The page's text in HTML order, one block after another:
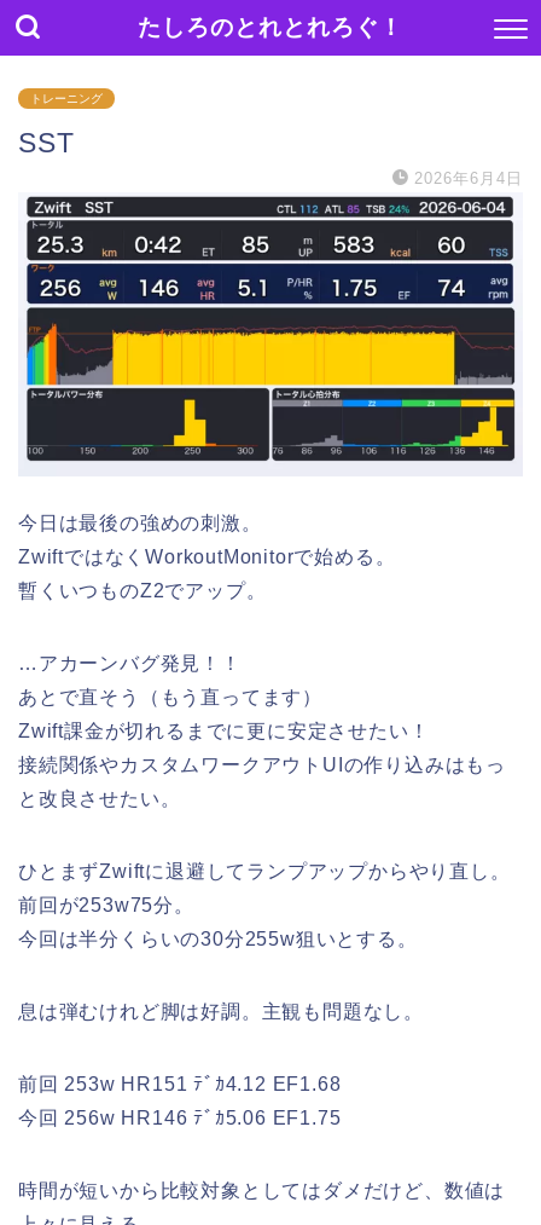
たしろのとれとれろぐ！
トレーニング
SST
2026年6月4日
今日は最後の強めの刺激。
ZwiftではなくWorkoutMonitorで始める。
暫くいつものZ2でアップ。
…アカーンバグ発見！！
あとで直そう（もう直ってます）
Zwift課金が切れるまでに更に安定させたい！
接続関係やカスタムワークアウトUIの作り込みはもっ
と改良させたい。
ひとまずZwiftに退避してランプアップからやり直し。
前回が253w75分。
今回は半分くらいの30分255w狙いとする。
息は弾むけれど脚は好調。主観も問題なし。
前回 253w HR151 ﾃﾞｶ4.12 EF1.68
今回 256w HR146 ﾃﾞｶ5.06 EF1.75
時間が短いから比較対象としてはダメだけど、数値は